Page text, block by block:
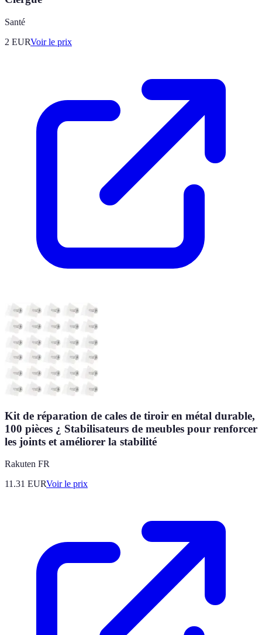
Santé
2 EURVoir le prix
Kit de réparation de cales de tiroir en métal durable,
100 pièces ¿ Stabilisateurs de meubles pour renforcer
les joints et améliorer la stabilité
Rakuten FR
11.31 EURVoir le prix